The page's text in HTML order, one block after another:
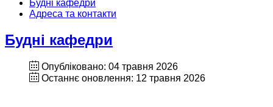
Будні кафедри
Адреса та контакти
Будні кафедри
Опубліковано: 04 травня 2026
Останнє оновлення: 12 травня 2026